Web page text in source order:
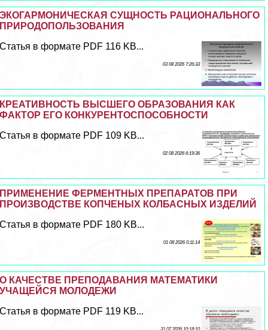
ЭКОГАРМОНИЧЕСКАЯ СУЩНОСТЬ РАЦИОНАЛЬНОГО
ПРИРОДОПОЛЬЗОВАНИЯ
Статья в формате PDF 116 KB...
03 08 2026 7:26:33
КРЕАТИВНОСТЬ ВЫСШЕГО ОБРАЗОВАНИЯ КАК
ФАКТОР ЕГО КОНКУРЕНТОСПОСОБНОСТИ
Статья в формате PDF 109 KB...
02 08 2026 6:19:36
ПРИМЕНЕНИЕ ФЕРМЕНТНЫХ ПРЕПАРАТОВ ПРИ
ПРОИЗВОДСТВЕ КОПЧЕНЫХ КОЛБАСНЫХ ИЗДЕЛИЙ
Статья в формате PDF 180 KB...
01 08 2026 0:11:14
О КАЧЕСТВЕ ПРЕПОДАВАНИЯ МАТЕМАТИКИ
УЧАЩЕЙСЯ МОЛОДЕЖИ
Статья в формате PDF 119 KB...